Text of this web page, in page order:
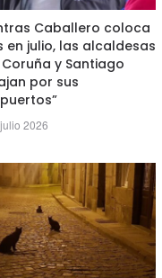
Caballero coloca
en julio, las alcaldesas
y Santiago
por sus
2026